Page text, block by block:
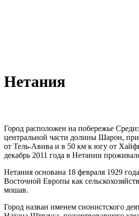
Нетания
Город расположен на побережье
центральной части долины Шарон,
от Тель-Авива и в 50 км к югу от
декабрь 2011 года в Нетании
Нетания основана 18 февраля 1929
Восточной Европы как
мошав.
Город назван именем сионистского